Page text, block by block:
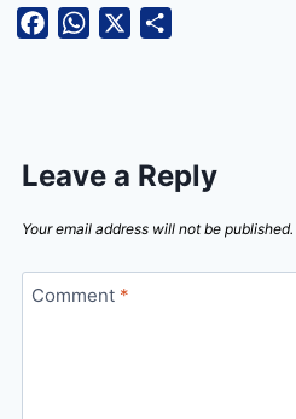
FacebookWhatsApp
Leave a Reply
Your email address will not be published.
Comment *